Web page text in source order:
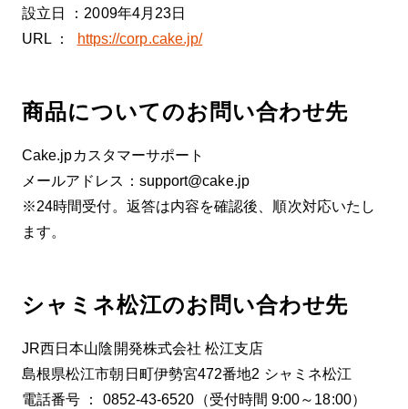
設立日 ：2009年4月23日
URL ：
https://corp.cake.jp/
商品についてのお問い合わせ先
Cake.jpカスタマーサポート
メールアドレス：support@cake.jp
※24時間受付。返答は内容を確認後、順次対応いたし
ます。
シャミネ松江のお問い合わせ先
JR西日本山陰開発株式会社 松江支店
島根県松江市朝日町伊勢宮472番地2 シャミネ松江
電話番号 ： 0852-43-6520（受付時間 9:00～18:00）